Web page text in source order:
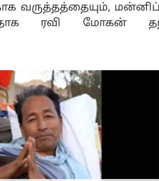
வருத்தத்தையும்,
ரவி மோகன்